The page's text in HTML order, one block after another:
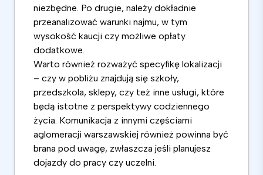
niezbędne. Po drugie, należy dokładnie
przeanalizować warunki najmu, w tym
wysokość kaucji czy możliwe opłaty
dodatkowe.
Warto również rozważyć specyfikę lokalizacji
– czy w pobliżu znajdują się szkoły,
przedszkola, sklepy, czy też inne usługi, które
będą istotne z perspektywy codziennego
życia. Komunikacja z innymi częściami
aglomeracji warszawskiej również powinna być
brana pod uwagę, zwłaszcza jeśli planujesz
dojazdy do pracy czy uczelni.